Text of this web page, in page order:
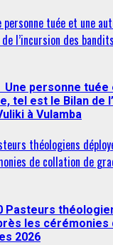
tuée et une
l’incursion des
personne tuée
tel est le Bilan de
à Vulamba
théologiens
de collation de
Pasteurs
les cérémonies
2026